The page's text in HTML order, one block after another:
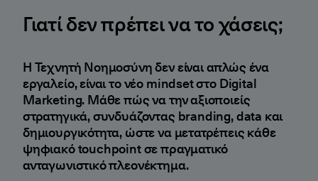
Γιατί δεν πρέπει να το χάσεις;
Η Τεχνητή Νοημοσύνη δεν είναι απλώς ένα
εργαλείο, είναι το νέο mindset στο Digital
Marketing. Μάθε πώς να την αξιοποιείς
στρατηγικά, συνδυάζοντας branding, data και
δημιουργικότητα, ώστε να μετατρέπεις κάθε
ψηφιακό touchpoint σε πραγματικό
ανταγωνιστικό πλεονέκτημα.